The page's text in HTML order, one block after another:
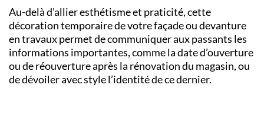
Au-delà d’allier esthétisme et praticité, cette
décoration temporaire de votre façade ou devanture
en travaux permet de communiquer aux passants les
informations importantes, comme la date d’ouverture
ou de réouverture après la rénovation du magasin, ou
de dévoiler avec style l’identité de ce dernier.